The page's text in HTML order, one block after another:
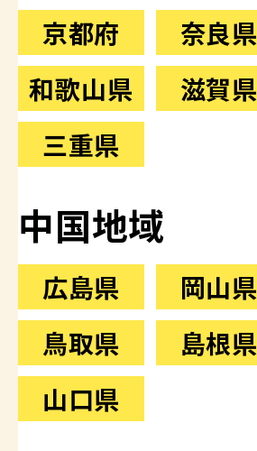
京都府
奈良県
和歌山県
滋賀県
三重県
中国地域
広島県
岡山県
鳥取県
島根県
山口県